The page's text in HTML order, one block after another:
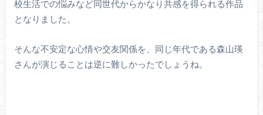
校生活での悩みなど同世代からかなり共感を得られる作品
となりました。
そんな不安定な心情や交友関係を、同じ年代である森山瑛
さんが演じることは逆に難しかったでしょうね。